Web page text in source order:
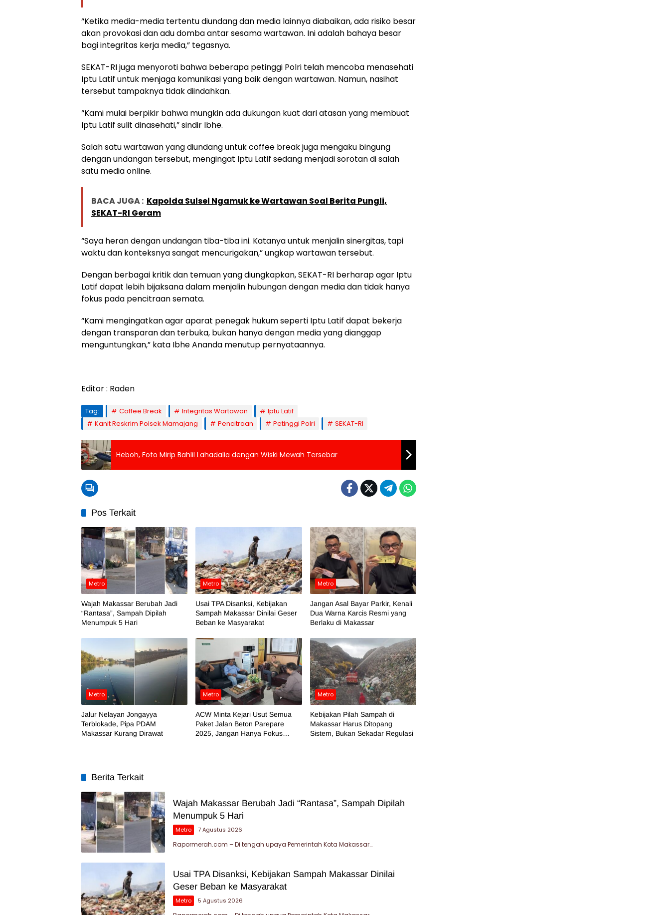
“Ketika media-media tertentu diundang dan media lainnya diabaikan, ada risiko besar
akan provokasi dan adu domba antar sesama wartawan. Ini adalah bahaya besar
bagi integritas kerja media,” tegasnya.
SEKAT-RI juga menyoroti bahwa beberapa petinggi Polri telah mencoba menasehati
Iptu Latif untuk menjaga komunikasi yang baik dengan wartawan. Namun, nasihat
tersebut tampaknya tidak diindahkan.
“Kami mulai berpikir bahwa mungkin ada dukungan kuat dari atasan yang membuat
Iptu Latif sulit dinasehati,” sindir Ibhe.
Salah satu wartawan yang diundang untuk coffee break juga mengaku bingung
dengan undangan tersebut, mengingat Iptu Latif sedang menjadi sorotan di salah
satu media online.
BACA JUGA : Kapolda Sulsel Ngamuk ke Wartawan Soal Berita Pungli,
SEKAT-RI Geram
“Saya heran dengan undangan tiba-tiba ini. Katanya untuk menjalin sinergitas, tapi
waktu dan konteksnya sangat mencurigakan,” ungkap wartawan tersebut.
Dengan berbagai kritik dan temuan yang diungkapkan, SEKAT-RI berharap agar Iptu
Latif dapat lebih bijaksana dalam menjalin hubungan dengan media dan tidak hanya
fokus pada pencitraan semata.
“Kami mengingatkan agar aparat penegak hukum seperti Iptu Latif dapat bekerja
dengan transparan dan terbuka, bukan hanya dengan media yang dianggap
menguntungkan,” kata Ibhe Ananda menutup pernyataannya.
Editor : Raden
Tag: Coffee Break Integritas Wartawan
Iptu Latif
Kanit Reskrim Polsek Mamajang
Pencitraan Petinggi Polri SEKAT-RI
Heboh, Foto Mirip Bahlil Lahadalia dengan Wiski Mewah Tersebar
Pos Terkait
Metro
Wajah Makassar Berubah Jadi
“Rantasa”, Sampah Dipilah
Menumpuk 5 Hari
Metro
Usai TPA Disanksi, Kebijakan
Sampah Makassar Dinilai Geser
Beban ke Masyarakat
Metro
Jangan Asal Bayar Parkir, Kenali
Dua Warna Karcis Resmi yang
Berlaku di Makassar
Metro
Jalur Nelayan Jongayya
Terblokade, Pipa PDAM
Makassar Kurang Dirawat
Metro
ACW Minta Kejari Usut Semua
Paket Jalan Beton Parepare
2025, Jangan Hanya Fokus
Metro
Kebijakan Pilah Sampah di
Makassar Harus Ditopang
Sistem, Bukan Sekadar Regulasi
Berita Terkait
Wajah Makassar Berubah Jadi “Rantasa”, Sampah Dipilah
Menumpuk 5 Hari
Metro 7 Agustus 2026
Rapormerah.com – Di tengah upaya Pemerintah Kota Makassar…
Usai TPA Disanksi, Kebijakan Sampah Makassar Dinilai
Geser Beban ke Masyarakat
Metro 5 Agustus 2026